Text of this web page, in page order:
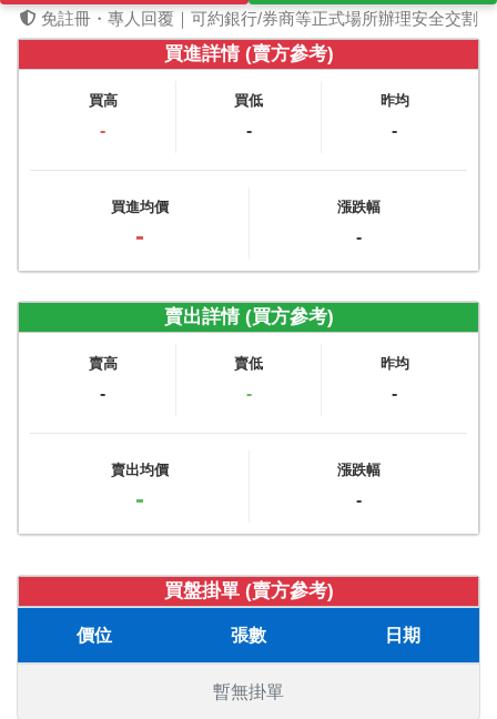
免註冊・專人回覆｜可約銀行/券商等正式場所辦理安全交割
買進詳情 (賣方參考)
買高
-
買低
-
昨均
-
買進均價
-
漲跌幅
-
賣出詳情 (買方參考)
賣高
-
賣低
-
昨均
-
賣出均價
-
漲跌幅
-
買盤掛單 (賣方參考)
價位 張數 日期
暫無掛單